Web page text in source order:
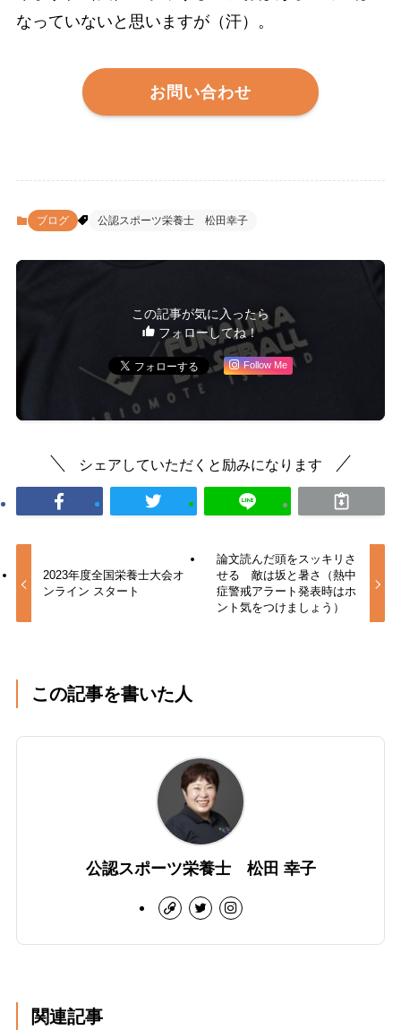
なっていないと思いますが（汗）。
お問い合わせ
ブログ 公認スポーツ栄養士 松田幸子
この記事が気に入ったら
フォローしてね！
Follow Me
シェアしていただくと励みになります
2023年度全国栄養士大会オ
ンライン スタート
論文読んだ頭をスッキリさ
せる 敵は坂と暑さ（熱中
症警戒アラート発表時はホ
ント気をつけましょう）
この記事を書いた人
公認スポーツ栄養士 松田 幸子
関連記事